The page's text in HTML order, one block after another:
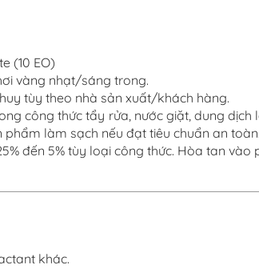
(10 EO)
vàng nhạt/sáng trong.
tùy theo nhà sản xuất/khách hàng.
công thức tẩy rửa, nước giặt, dung
làm sạch nếu đạt tiêu chuẩn an toàn.
đến 5% tùy loại công thức. Hòa tan vào
khác.